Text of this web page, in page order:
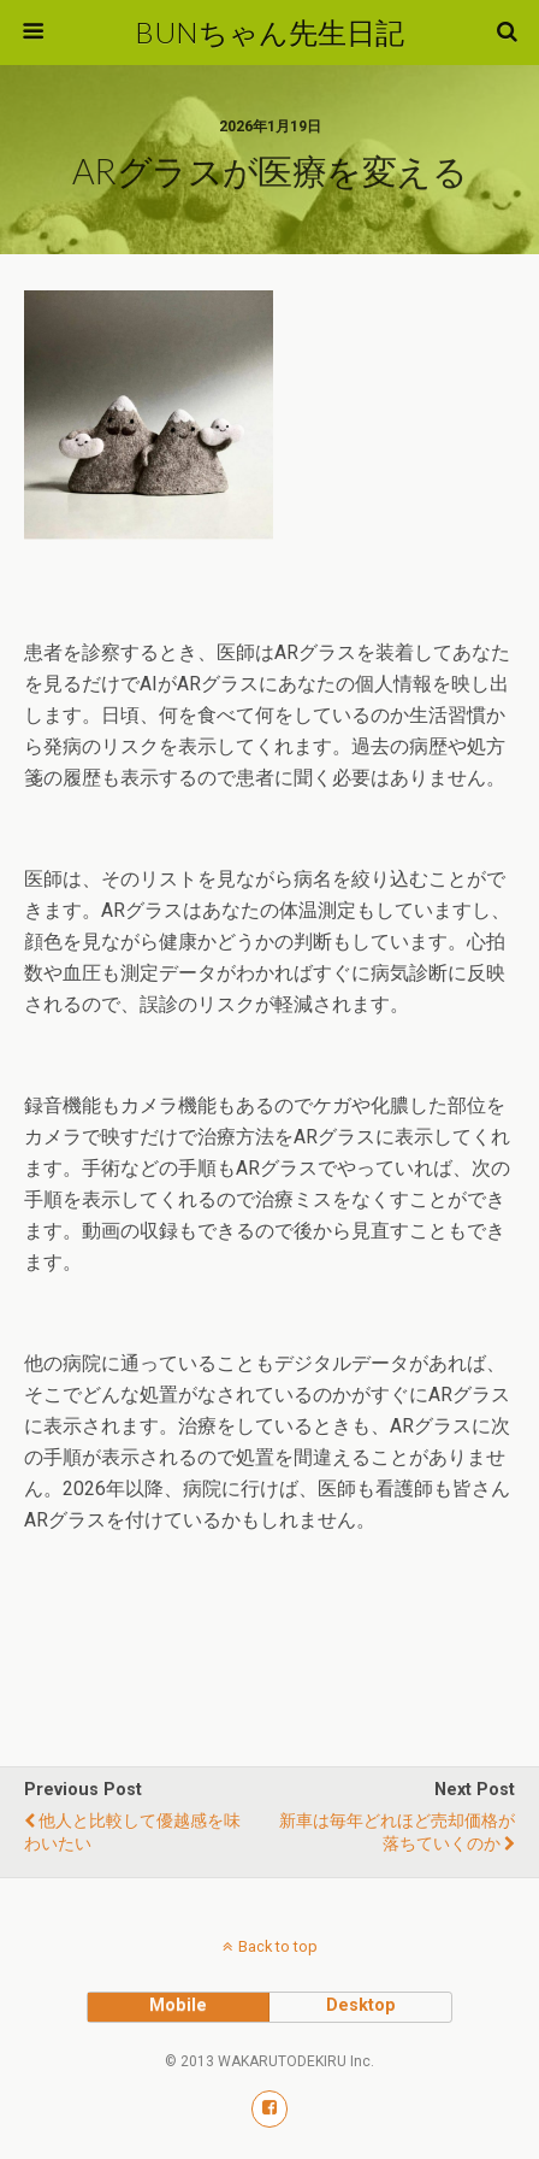
BUNちゃん先生日記
2026年1月19日
ARグラスが医療を変える
患者を診察するとき、医師はARグラスを装着してあなた
を見るだけでAIがARグラスにあなたの個人情報を映し出
します。日頃、何を食べて何をしているのか生活習慣か
ら発病のリスクを表示してくれます。過去の病歴や処方
箋の履歴も表示するので患者に聞く必要はありません。
医師は、そのリストを見ながら病名を絞り込むことがで
きます。ARグラスはあなたの体温測定もしていますし、
顔色を見ながら健康かどうかの判断もしています。心拍
数や血圧も測定データがわかればすぐに病気診断に反映
されるので、誤診のリスクが軽減されます。
録音機能もカメラ機能もあるのでケガや化膿した部位を
カメラで映すだけで治療方法をARグラスに表示してくれ
ます。手術などの手順もARグラスでやっていれば、次の
手順を表示してくれるので治療ミスをなくすことができ
ます。動画の収録もできるので後から見直すこともでき
ます。
他の病院に通っていることもデジタルデータがあれば、
そこでどんな処置がなされているのかがすぐにARグラス
に表示されます。治療をしているときも、ARグラスに次
の手順が表示されるので処置を間違えることがありませ
ん。2026年以降、病院に行けば、医師も看護師も皆さん
ARグラスを付けているかもしれません。
Previous Post
他人と比較して優越感を味
わいたい
Next Post
新車は毎年どれほど売却価格が
落ちていくのか
Back to top
Mobile Desktop
© 2013 WAKARUTODEKIRU Inc.